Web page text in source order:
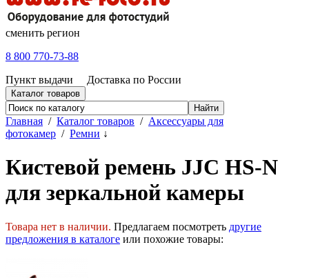
сменить регион
8 800 770-73-88
Пункт выдачи
Доставка по России
Каталог товаров
Главная / Каталог товаров / Аксессуары для
фотокамер / Ремни ↓
Кистевой ремень JJC HS-N
для зеркальной камеры
Товара нет в наличии. Предлагаем посмотреть другие
предложения в каталоге или похожие товары: